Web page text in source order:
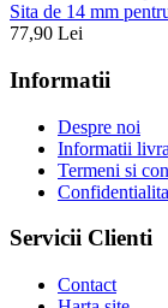
Sita de 14 mm
77,90 Lei
Informatii
Despre noi
Informatii
Termeni si
Servicii Clienti
Contact